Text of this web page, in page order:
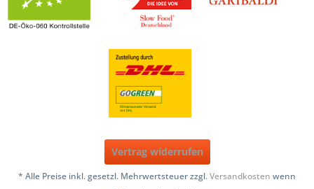
Vertrag widerrufen
* Alle Preise inkl. gesetzl. Mehrwertsteuer zzgl.Versandkosten wenn